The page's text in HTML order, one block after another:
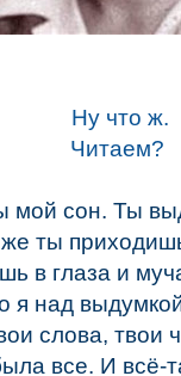
Ну что ж.
Читаем?
мой сон. Ты
ты
в глаза и
я над
слова, твои
все. И всё-